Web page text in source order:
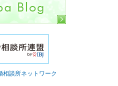
相談所ネットワーク